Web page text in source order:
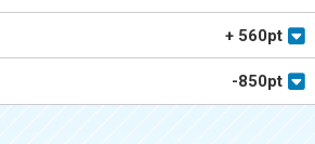
+ 560pt
-850pt